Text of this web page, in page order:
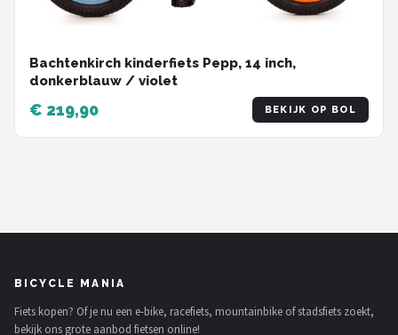
Bachtenkirch kinderfiets Pepp, 14 inch,
donkerblauw / violet
€ 219,90 BEKIJK OP BOL
BICYCLE MANIA
Fiets kopen? Of je nu een e-bike, racefiets, mountainbike of stadsfiets zoekt,
bekijk ons grote aanbod fietsen online!